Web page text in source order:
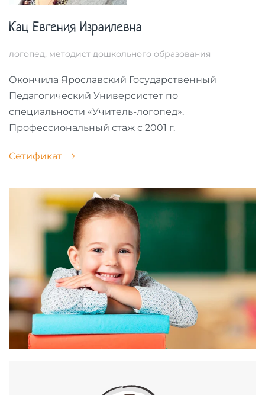
Кац Евгения Израилевна
логопед, методист дошкольного образования
Окончила Ярославский Государственный
Педагогический Универсистет по
специальности «Учитель-логопед».
Профессиональный стаж с 2001 г.
Сетификат